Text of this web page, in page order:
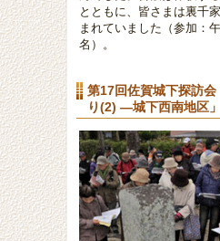
とともに、皆さまは裏千
まれていました（参加：
名）。
第17回佐賀城下探訪
り(2) ―城下西南地区